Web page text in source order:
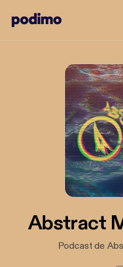
Abstract
Podcast de